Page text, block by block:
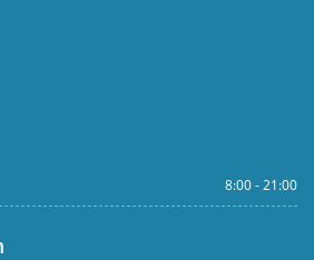
8:00 - 21:00